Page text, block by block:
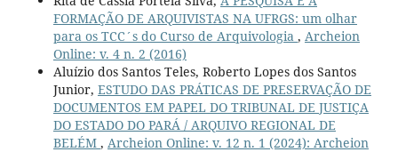
FORMAÇÃO DE ARQUIVISTAS NA UFRGS: um olhar
para os TCC´s do Curso de Arquivologia , Archeion
Online: v. 4 n. 2 (2016)
Aluízio dos Santos Teles, Roberto Lopes dos Santos
Junior, ESTUDO DAS PRÁTICAS DE PRESERVAÇÃO DE
DOCUMENTOS EM PAPEL DO TRIBUNAL DE JUSTIÇA
DO ESTADO DO PARÁ / ARQUIVO REGIONAL DE
BELÉM , Archeion Online: v. 12 n. 1 (2024): Archeion